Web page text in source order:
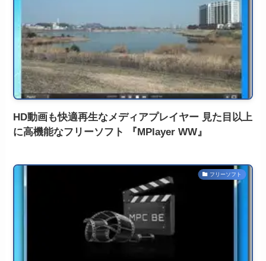
HD動画も快適再生なメディアプレイヤー 見た目以上
に高機能なフリーソフト 『MPlayer WW』
フリーソフト